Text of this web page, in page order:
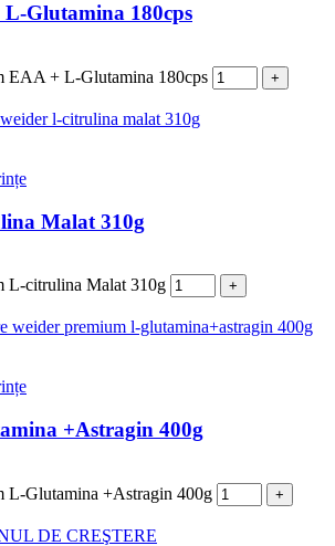
Glutamina 180cps
EAA + L-Glutamina 180cps
Malat 310g
L-citrulina Malat 310g
+Astragin 400g
L-Glutamina +Astragin 400g
DE CREŞTERE